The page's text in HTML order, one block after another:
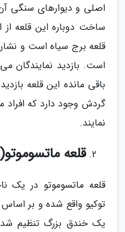
ساخت دوباره این قلعه
قلعه برج سیاه است و
است. بازدید نمایندگان
باقی مانده این قلعه
گردش وجود دارد که افراد
نمایند.
قلعه ماتسوموتو(Matsumoto Castle):
قلعه ماتسوموتو در یک
توکیو واقع شده و بر